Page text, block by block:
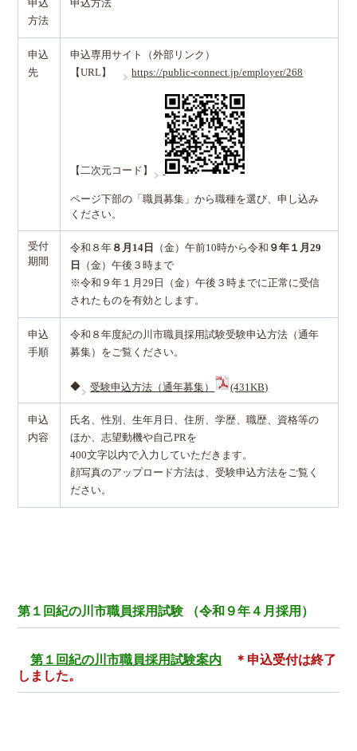
申込
方法
申込方法
申込
先
申込専用サイト（外部リンク）
【URL】
https://public-connect.jp/employer/268
【二次元コード】
ページ下部の「職員募集」から職種を選び、申し込み
ください。
受付
期間
令和８年 ８月14日 （金）午前10時から令和 ９年１月29
日
（金）午後３時まで
※令和９年１月29日（金）午後３時までに正常に受信
されたものを有効とします。
申込
手順
令和８年度紀の川市職員採用試験受験申込方法（通年
募集）をご覧ください。
◆ 受験申込方法（通年募集） (431KB)
申込
内容
氏名、性別、生年月日、住所、学歴、職歴、資格等の
ほか、志望動機や自己PRを
400文字以内で入力していただきます。
顔写真のアップロード方法は、受験申込方法をご覧く
ださい。
第１回紀の川市職員採用試験 （令和９年４月採用）
第１回紀の川市職員採用試験案内
＊申込受付は終了
しました。